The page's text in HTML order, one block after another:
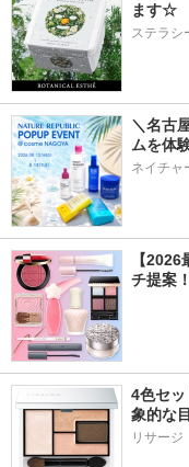
ます☆
ステラシ
＼名古
ムを体
ネイチャ
【
チ提案！
4色セ
象的な
リサージ